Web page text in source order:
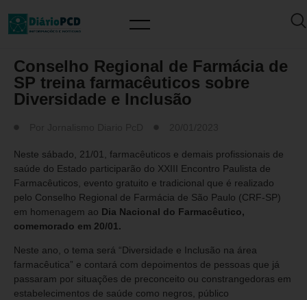
Conselho Regional de Farmácia de
SP treina farmacêuticos sobre
Diversidade e Inclusão
Neste sábado, 21/01, farmacêuticos e demais profissionais de
saúde do Estado participarão do XXIII Encontro Paulista de
Farmacêuticos, evento gratuito e tradicional que é realizado
pelo Conselho Regional de Farmácia de São Paulo (CRF-SP)
em homenagem ao Dia Nacional do Farmacêutico,
comemorado em 20/01.
Neste ano, o tema será “Diversidade e Inclusão na área
farmacêutica” e contará com depoimentos de pessoas que já
passaram por situações de preconceito ou constrangedoras em
estabelecimentos de saúde como negros, público